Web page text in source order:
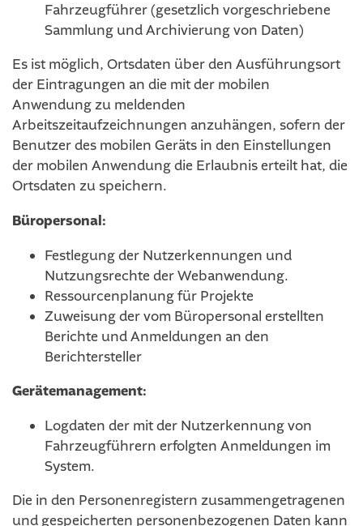
Fahrzeugführer (gesetzlich vorgeschriebene
Sammlung und Archivierung von Daten)
Es ist möglich, Ortsdaten über den Ausführungsort
der Eintragungen an die mit der mobilen
Anwendung zu meldenden
Arbeitszeitaufzeichnungen anzuhängen, sofern der
Benutzer des mobilen Geräts in den Einstellungen
der mobilen Anwendung die Erlaubnis erteilt hat, die
Ortsdaten zu speichern.
Büropersonal:
Festlegung der Nutzerkennungen und
Nutzungsrechte der Webanwendung.
Ressourcenplanung für Projekte
Zuweisung der vom Büropersonal erstellten
Berichte und Anmeldungen an den
Berichtersteller
Gerätemanagement:
Logdaten der mit der Nutzerkennung von
Fahrzeugführern erfolgten Anmeldungen im
System.
Die in den Personenregistern zusammengetragenen
und gespeicherten personenbezogenen Daten kann